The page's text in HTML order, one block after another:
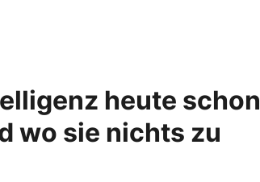
heute schon
wo sie nichts zu